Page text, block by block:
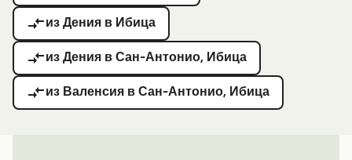
из Дения в Ибица
из Дения в Сан-Антонио, Ибица
из Валенсия в Сан-Антонио, Ибица